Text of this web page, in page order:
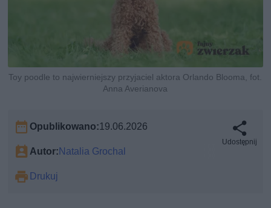
Toy poodle to najwierniejszy przyjaciel aktora Orlando Blooma, fot.
Anna Averianova
Opublikowano:19.06.2026
Autor:Natalia Grochal
Drukuj
Udostępnij